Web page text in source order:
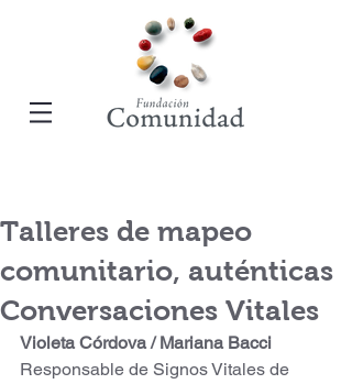
Talleres de mapeo
comunitario, auténticas
Conversaciones Vitales
Violeta Córdova / Mariana Bacci
Responsable de Signos Vitales de